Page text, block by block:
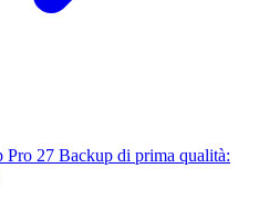
Pro 27 Backup di prima qualità: